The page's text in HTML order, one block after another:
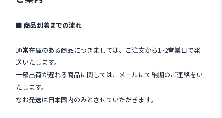
■ 商品到着までの流れ
通常在庫のある商品につきましては、ご注文から1~2営業日で発
送いたします。
一部出荷が遅れる商品に関しては、メールにて納期のご連絡をい
たします。
なお発送は日本国内のみとさせていただきます。